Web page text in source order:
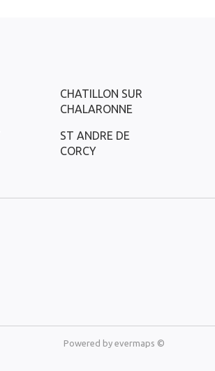
CHATILLON SUR
CHALARONNE
ST ANDRE DE
CORCY
Powered by evermaps ©